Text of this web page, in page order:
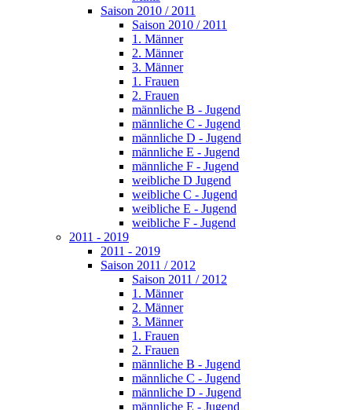
Saison 2010 / 2011
Saison 2010 / 2011
1. Männer
2. Männer
3. Männer
1. Frauen
2. Frauen
männliche B - Jugend
männliche C - Jugend
männliche D - Jugend
männliche E - Jugend
männliche F - Jugend
weibliche D Jugend
weibliche C - Jugend
weibliche E - Jugend
weibliche F - Jugend
2011 - 2019
2011 - 2019
Saison 2011 / 2012
Saison 2011 / 2012
1. Männer
2. Männer
3. Männer
1. Frauen
2. Frauen
männliche B - Jugend
männliche C - Jugend
männliche D - Jugend
männliche E - Jugend